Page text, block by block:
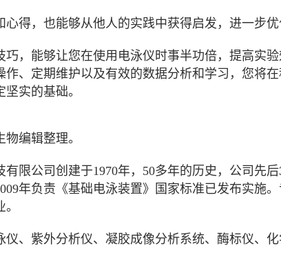
心得，也能够从他人的实践中获得启发，进一步优
巧，能够让您在使用电泳仪时事半功倍，提高实
作、定期维护以及有效的数据分析和学习，您将
实的基础。
物编辑整理。
有限公司创建于1970年，50多年的历史，公司先
年负责《基础电泳装置》国家标准已发布实施
仪、紫外分析仪、凝胶成像分析系统、酶标仪、